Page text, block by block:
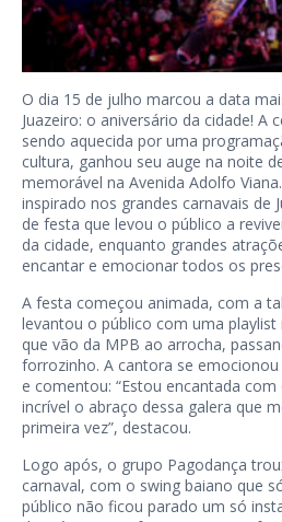
O dia 15 de julho marcou a data
Juazeiro: o aniversário da cidade! A
sendo aquecida por uma
cultura, ganhou seu auge na noite
memorável na Avenida Adolfo
inspirado nos grandes carnavais de
de festa que levou o público a
da cidade, enquanto grandes
encantar e emocionar todos os
A festa começou animada, com a
levantou o público com uma playlist
que vão da MPB ao arrocha,
forrozinho. A cantora se
e comentou: “Estou encantada
incrível o abraço dessa galera que
primeira vez”, destacou.
Logo após, o grupo Pagodança
carnaval, com o swing baiano que
público não ficou parado um só